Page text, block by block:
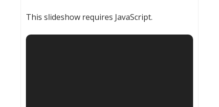
This slideshow requires JavaScript.